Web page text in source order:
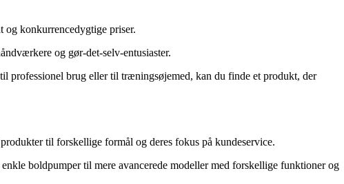
og konkurrencedygtige priser.
og gør-det-selv-entusiaster.
professionel brug eller til træningsøjemed, kan du finde et produkt, der
til forskellige formål og deres fokus på kundeservice.
boldpumper til mere avancerede modeller med forskellige funktioner og